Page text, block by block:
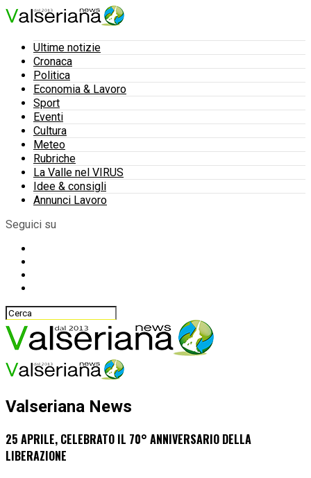
Ultime notizie
Cronaca
Politica
Economia & Lavoro
Sport
Eventi
Cultura
Meteo
Rubriche
La Valle nel VIRUS
Idee & consigli
Annunci Lavoro
Seguici su
Valseriana News
25 APRILE, CELEBRATO IL 70° ANNIVERSARIO DELLA
LIBERAZIONE